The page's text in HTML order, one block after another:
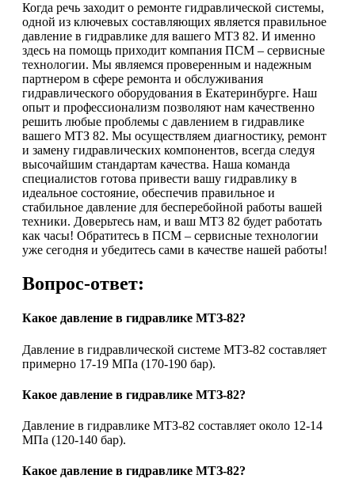
Когда речь заходит о ремонте гидравлической системы,
одной из ключевых составляющих является правильное
давление в гидравлике для вашего МТЗ 82. И именно
здесь на помощь приходит компания ПСМ – сервисные
технологии. Мы являемся проверенным и надежным
партнером в сфере ремонта и обслуживания
гидравлического оборудования в Екатеринбурге. Наш
опыт и профессионализм позволяют нам качественно
решить любые проблемы с давлением в гидравлике
вашего МТЗ 82. Мы осуществляем диагностику, ремонт
и замену гидравлических компонентов, всегда следуя
высочайшим стандартам качества. Наша команда
специалистов готова привести вашу гидравлику в
идеальное состояние, обеспечив правильное и
стабильное давление для бесперебойной работы вашей
техники. Доверьтесь нам, и ваш МТЗ 82 будет работать
как часы! Обратитесь в ПСМ – сервисные технологии
уже сегодня и убедитесь сами в качестве нашей работы!
Вопрос-ответ:
Какое давление в гидравлике МТЗ-82?
Давление в гидравлической системе МТЗ-82 составляет
примерно 17-19 МПа (170-190 бар).
Какое давление в гидравлике МТЗ-82?
Давление в гидравлике МТЗ-82 составляет около 12-14
МПа (120-140 бар).
Какое давление в гидравлике МТЗ-82?